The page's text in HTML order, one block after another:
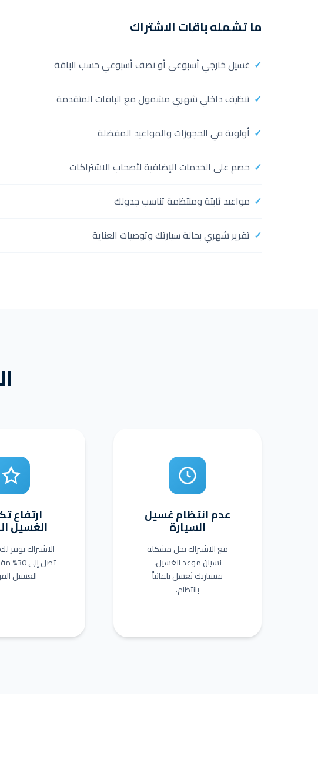
ما تشمله باقات الاشتراك
غسيل خارجي أسبوعي أو نصف أسبوعي حسب الباقة
تنظيف داخلي شهري مشمول مع الباقات المتقدمة
أولوية في الحجوزات والمواعيد المفضلة
خصم على الخدمات الإضافية لأصحاب الاشتراكات
مواعيد ثابتة ومنتظمة تناسب جدولك
تقرير شهري بحالة سيارتك وتوصيات العناية
عدم انتظام غسيل
السيارة
مع الاشتراك تحل مشكلة
نسيان موعد الغسيل،
فسيارتك تُغسل تلقائياً
بانتظام.
ارتفاع
الغسيل
الاشتراك يوفر
تصل إلى
الغسيل